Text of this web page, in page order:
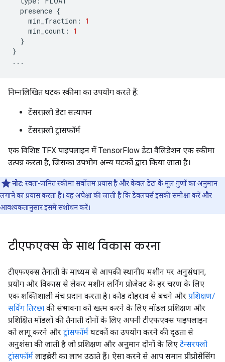
presence {
min_fraction :
1
min_count :
1
}
}
...
निम्नलिखित घटक स्कीमा का उपयोग करते हैं:
टेंसरफ़्लो डेटा सत्यापन
टेंसरफ़्लो ट्रांसफ़ॉर्म
एक विशिष्ट TFX पाइपलाइन में TensorFlow डेटा वैलिडेशन एक स्कीमा
उत्पन्न करता है, जिसका उपभोग अन्य घटकों द्वारा किया जाता है।
नोट: स्वतः-जनित स्कीमा सर्वोत्तम प्रयास है और केवल डेटा के मूल गुणों का अनुमान
लगाने का प्रयास करता है। यह अपेक्षा की जाती है कि डेवलपर्स इसकी समीक्षा करें और
आवश्यकतानुसार इसमें संशोधन करें।
टीएफएक्स के साथ विकास करना
टीएफएक्स तैनाती के माध्यम से आपकी स्थानीय मशीन पर अनुसंधान,
प्रयोग और विकास से लेकर मशीन लर्निंग प्रोजेक्ट के हर चरण के लिए
एक शक्तिशाली मंच प्रदान करता है। कोड दोहराव से बचने और प्रशिक्षण/
सर्विंग तिरछा की संभावना को खत्म करने के लिए मॉडल प्रशिक्षण और
प्रशिक्षित मॉडलों की तैनाती दोनों के लिए अपनी टीएफएक्स पाइपलाइन
को लागू करने और ट्रांसफॉर्म घटकों का उपयोग करने की दृढ़ता से
अनुशंसा की जाती है जो प्रशिक्षण और अनुमान दोनों के लिए टेन्सरफ्लो
ट्रांसफॉर्म लाइब्रेरी का लाभ उठाते हैं। ऐसा करने से आप समान प्रीप्रोसेसिंग